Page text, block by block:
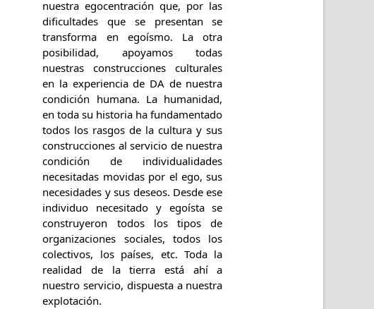
nuestra egocentración que, por las
dificultades que se presentan se
transforma en egoísmo. La otra
posibilidad, apoyamos todas
nuestras construcciones culturales
en la experiencia de DA de nuestra
condición humana. La humanidad,
en toda su historia ha fundamentado
todos los rasgos de la cultura y sus
construcciones al servicio de nuestra
condición de individualidades
necesitadas movidas por el ego, sus
necesidades y sus deseos. Desde ese
individuo necesitado y egoísta se
construyeron todos los tipos de
organizaciones sociales, todos los
colectivos, los países, etc. Toda la
realidad de la tierra está ahí a
nuestro servicio, dispuesta a nuestra
explotación.